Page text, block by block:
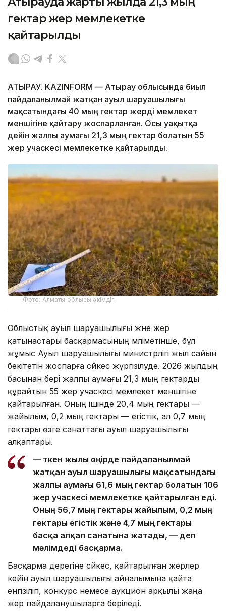
гектар жер мемлекетке
қайтарылды
АТЫРАУ. KAZINFORM — Атырау облысында биыл
пайдаланылмай жатқан ауыл шаруашылығы
мақсатындағы 40 мың гектар жерді мемлекет
меншігіне қайтару жоспарланған. Осы уақытқа
дейін жалпы аумағы 21,3 мың гектар болатын 55
жер учаскесі мемлекетке қайтарылды.
Фото: Алматы облысы әкімдігі
Облыстық ауыл шаруашылығы және жер
қатынастары басқармасының мәліметінше, бұл
жұмыс Ауыл шаруашылығы министрлігі жыл сайын
бекітетін жоспарға сәйкес жүргізілуде. 2026 жылдың
басынан бері жалпы аумағы 21,3 мың гектарды
құрайтын 55 жер учаскесі мемлекет меншігіне
қайтарылған. Оның ішінде 20,4 мың гектары —
жайылым, 0,2 мың гектары — егістік, ал 0,7 мың
гектары өзге санаттағы ауыл шаруашылығы
алқаптары.
— Өткен жылы өңірде пайдаланылмай
жатқан ауыл шаруашылығы мақсатындағы
жалпы аумағы 61,6 мың гектар болатын 106
жер учаскесі мемлекетке қайтарылған еді.
Оның 56,7 мың гектары жайылым, 0,2 мың
гектары егістік және 4,7 мың гектары
басқа алқап санатына жатады, — деп
мәлімдеді басқарма.
Басқарма дерегіне сәйкес, қайтарылған жерлер
кейін ауыл шаруашылығы айналымына қайта
енгізіліп, конкурс немесе аукцион арқылы жаңа
жер пайдаланушыларға беріледі.